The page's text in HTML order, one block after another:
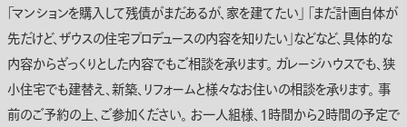
「マンションを購入して残債がまだあるが、家を建てたい」 「まだ計画自体が
先だけど、ザウスの住宅プロデュースの内容を知りたい」などなど、具体的な
内容からざっくりとした内容でもご相談を承ります。 ガレージハウスでも、狭
小住宅でも建替え、新築、リフォームと様々なお住いの相談を承ります。 事
前のご予約の上、ご参加ください。 お一人組様、1時間から2時間の予定で